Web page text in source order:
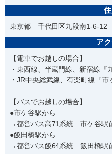
東京都 千代田区九段南1-6-
ア
【電車でお越しの場合】
・東西線、半蔵門線、新宿線『
・JR中央総武線、有楽町線『
【バスでお越しの場合】
●市ケ谷駅から
→都営バス高71系統 市ケ谷
●飯田橋駅から
→都営バス飯64系統 飯田橋